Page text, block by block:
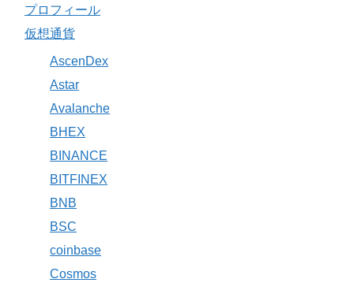
プロフィール
仮想通貨
AscenDex
Astar
Avalanche
BHEX
BINANCE
BITFINEX
BNB
BSC
coinbase
Cosmos